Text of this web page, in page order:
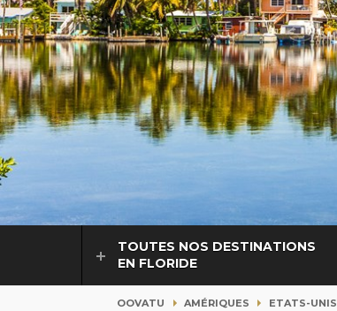
TOUTES NOS DESTINATIONS
EN FLORIDE
OOVATU AMÉRIQUES ETATS-UNIS